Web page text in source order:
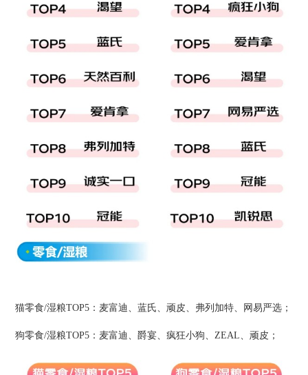
猫零食/湿粮TOP5：麦富迪、蓝氏、顽皮、弗列加特、网易严选；
狗零食/湿粮TOP5：麦富迪、爵宴、疯狂小狗、ZEAL、顽皮；